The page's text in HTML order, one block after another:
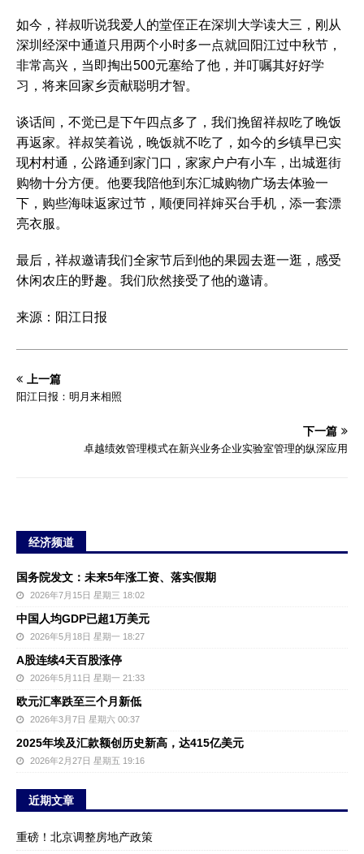
如今，祥叔听说我爱人的堂侄正在深圳大学读大三，刚从
深圳经深中通道只用两个小时多一点就回阳江过中秋节，
非常高兴，当即掏出500元塞给了他，并叮嘱其好好学
习，将来回家乡贡献聪明才智。
谈话间，不觉已是下午四点多了，我们挽留祥叔吃了晚饭
再返家。祥叔笑着说，晚饭就不吃了，如今的乡镇早已实
现村村通，公路通到家门口，家家户户有小车，出城逛街
购物十分方便。他要我陪他到东汇城购物广场去体验一
下，购些海味返家过节，顺便同祥婶买台手机，添一套漂
亮衣服。
最后，祥叔邀请我们全家节后到他的果园去逛一逛，感受
休闲农庄的野趣。我们欣然接受了他的邀请。
来源：阳江日报
上一篇
阳江日报：明月来相照
下一篇
卓越绩效管理模式在新兴业务企业实验室管理的纵深应用
经济频道
国务院发文：未来5年涨工资、落实假期
2026年7月15日 星期三 18:02
中国人均GDP已超1万美元
2026年5月18日 星期一 18:27
A股连续4天百股涨停
2026年5月11日 星期一 21:33
欧元汇率跌至三个月新低
2026年3月7日 星期六 00:37
2025年埃及汇款额创历史新高，达415亿美元
2026年2月27日 星期五 19:16
近期文章
重磅！北京调整房地产政策